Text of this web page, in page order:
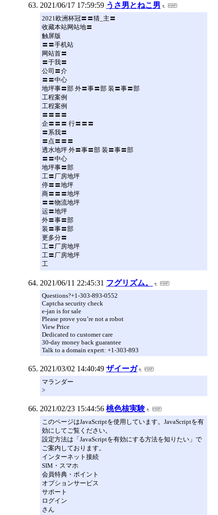
2021/06/17 17:59:59 うさ男とねこ男
2021欧洲杯冠〓〓猜_主〓
收藏本站网站地〓
触屏版
〓〓手机站
网站首〓
〓于我〓
公司〓介
〓〓中心
地坪事〓部 外〓事〓部 装〓事〓部
工程案例
工程案例
〓〓〓〓
企〓〓〓 行〓〓〓
〓系我〓
〓点〓〓〓
透水地坪 外〓事〓部 装〓事〓部
〓〓中心
地坪事〓部
工〓厂房地坪
停〓〓地坪
商〓〓〓地坪
〓〓物流地坪
运〓地坪
外〓事〓部
装〓事〓部
更多分〓
工〓厂房地坪
工〓厂房地坪
工
2021/06/11 22:45:31 フグリズム。
Questions?+1-303-893-0552
Captcha security check
e-jan is for sale
Please prove you’re not a robot
View Price
Dedicated to customer care
30-day money back guarantee
Talk to a domain expert: +1-303-893
2021/03/02 14:40:49 ザイーガ
マランダー
>
2021/02/23 15:44:56 桃色核実験
このページはJavaScriptを使用しています。JavaScriptを有
効にしてご覧ください。
設定方法は「JavaScriptを有効にする方法を知りたい」で
ご案内しております。
インターネット接続
SIM・スマホ
会員特典・ポイント
オプションサービス
サポート
ログイン
さん